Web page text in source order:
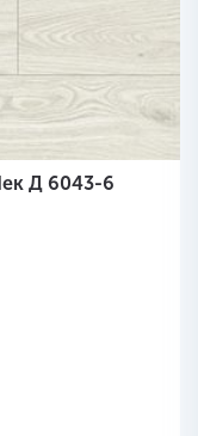
Д 6043-6